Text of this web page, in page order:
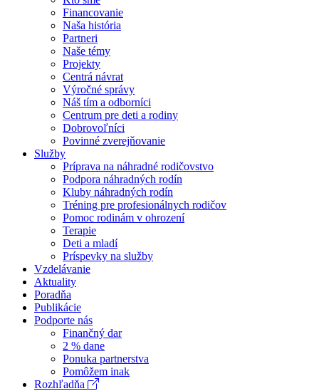
Financovanie
Naša história
Partneri
Naše témy
Projekty
Centrá návrat
Výročné správy
Náš tím a odborníci
Centrum pre deti a rodiny
Dobrovoľníci
Povinné zverejňovanie
Služby
Príprava na náhradné rodičovstvo
Podpora náhradných rodín
Kluby náhradných rodín
Tréning pre profesionálnych rodičov
Pomoc rodinám v ohrození
Terapie
Deti a mladí
Príspevky na služby
Vzdelávanie
Aktuality
Poradňa
Publikácie
Podporte nás
Finančný dar
2 % dane
Ponuka partnerstva
Pomôžem inak
Rozhľadňa